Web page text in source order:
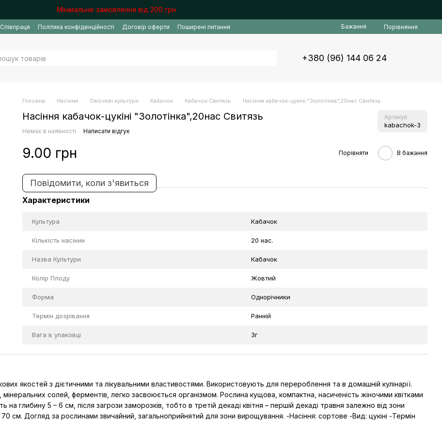
Мінімальне замовлення від 200 грн
Співпраця Політика конфіденційності Договір оферти Поширені питання Бажання Порівняння
+380 (96) 144 06 24
Головна Насіння Овочеві культури Кабачок Кабачок Свитязь Насіння кабачок-цукiнi "Золотiнка",20нас Свитязь
Насіння кабачок-цукiнi "Золотiнка",20нас Свитязь Артикул
kabachok-3
Немає в наявності Написати відгук
9.00 грн Порівняти В бажання
Повідомити, коли з'явиться
Характеристики
Культура Кабачок
Кількість насінин 20 нас.
Назва Культури Кабачок
Колір Плоду Жовтий
Форма Однорічники
Термін дозрівання Ранній
Вага в упаковці 3г
якостей з дієтичними та лікувальними властивостями. Використовують для перероблення та в домашній кулінарії.
мінеральних солей, ферментів, легко засвоюється організмом. Рослина кущова, компактна, насиченість жіночими квітками
на глибину 5 – 6 см, після загрози заморозків, тобто в третій декаді квітня – першій декаді травня залежно від зони
см. Догляд за рослинами звичайний, загальноприйнятий для зони вирощування. -Насіння: сортове -Вид: цукіні -Термін